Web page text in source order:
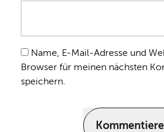
Name, E-Mail-Adresse und
Browser für meinen nächsten
speichern.